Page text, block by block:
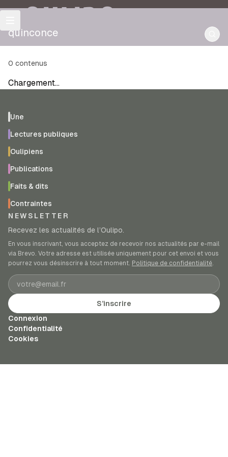
OULIPO
quinconce
0 contenus
Chargement…
Une
Lectures publiques
Oulipiens
Publications
Faits & dits
Contraintes
NEWSLETTER
Recevez les actualités de l’Oulipo.
En vous inscrivant, vous acceptez de recevoir nos actualités par e-mail
via Brevo. Votre adresse est utilisée uniquement pour cet envoi et vous
pourrez vous désinscrire à tout moment. Politique de confidentialité.
Adresse e-mail
S’inscrire
Connexion
Confidentialité
Cookies